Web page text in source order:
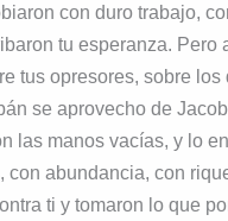
con duro trabajo,
tu esperanza. Pero
tus opresores, sobre los
se aprovecho de
las manos vacías, y lo
abundancia, con
ti y tomaron lo que